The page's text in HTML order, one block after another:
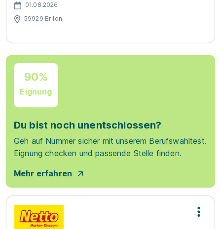
01.08.2026
59929 Brilon
90%
Eignung
Du bist noch unentschlossen?
Geh auf Nummer sicher mit unserem Berufswahltest.
Eignung checken und passende Stelle finden.
Mehr erfahren